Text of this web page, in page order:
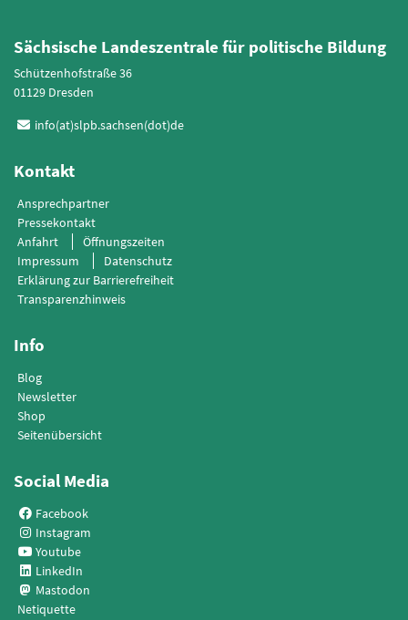
Sächsische Landeszentrale für politische Bildung
Schützenhofstraße 36
01129 Dresden
info(at)slpb.sachsen(dot)de
Kontakt
Ansprechpartner
Pressekontakt
Anfahrt
Öffnungszeiten
Impressum
Datenschutz
Erklärung zur Barrierefreiheit
Transparenzhinweis
Info
Blog
Newsletter
Shop
Seitenübersicht
Social Media
Facebook
Instagram
Youtube
LinkedIn
Mastodon
Netiquette